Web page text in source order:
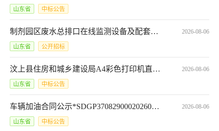
山东省 中标公告
制剂园区废水总排口在线监测设备及配套设施运维服务竞争性磋商公告 2026-08-06
山东省 公开招标
汶上县住房和城乡建设局A4彩色打印机直接选定结果公告 2026-08-06
山东省 中标公告
车辆加油合同公示*SDGP370829000202601002129A_001 2026-08-06
山东省 中标公告